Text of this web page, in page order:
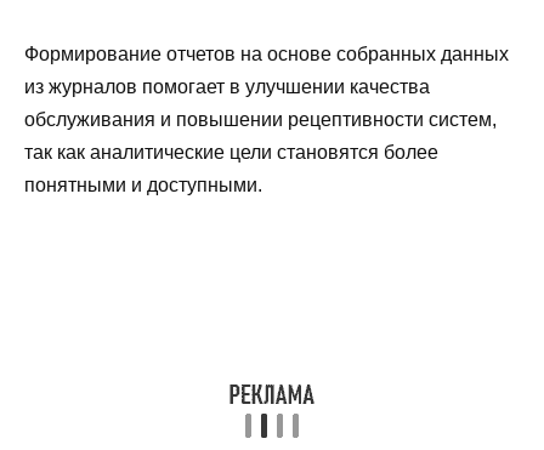
Формирование отчетов на основе собранных данных
из журналов помогает в улучшении качества
обслуживания и повышении рецептивности систем,
так как аналитические цели становятся более
понятными и доступными.